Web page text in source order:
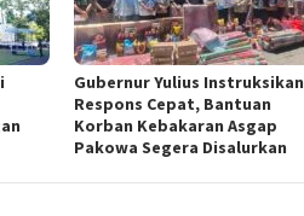
Gubernur Yulius Instruksikan
Respons Cepat, Bantuan
Korban Kebakaran Asgap
Pakowa Segera Disalurkan